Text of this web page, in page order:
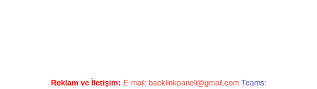
Reklam ve İletişim: E-mail: backlinkpaneli@gmail.com Teams: